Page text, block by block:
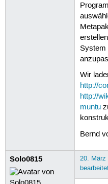
System
Wir
http://
http://
muntu
Bernd
Solo0815
20. März